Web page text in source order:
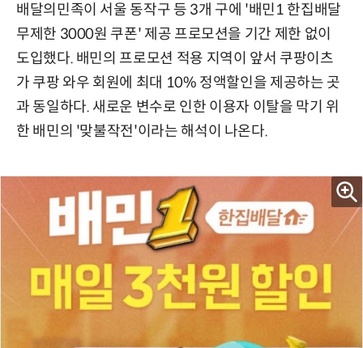
배달의민족이 서울 동작구 등 3개 구에 '배민1 한집배달
무제한 3000원 쿠폰' 제공 프로모션을 기간 제한 없이
도입했다. 배민의 프로모션 적용 지역이 앞서 쿠팡이츠
가 쿠팡 와우 회원에 최대 10% 정액할인을 제공하는 곳
과 동일하다. 새로운 변수로 인한 이용자 이탈을 막기 위
한 배민의 '맞불작전'이라는 해석이 나온다.